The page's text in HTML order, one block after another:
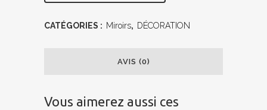
CATÉGORIES : Miroirs, DÉCORATION
AVIS (0)
Vous aimerez aussi ces